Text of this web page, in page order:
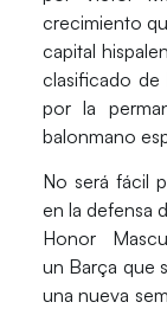
crecimiento
capital
clasificado de
por la
balonmano
No será fácil
en la defensa
Honor
un Barça que
una nueva